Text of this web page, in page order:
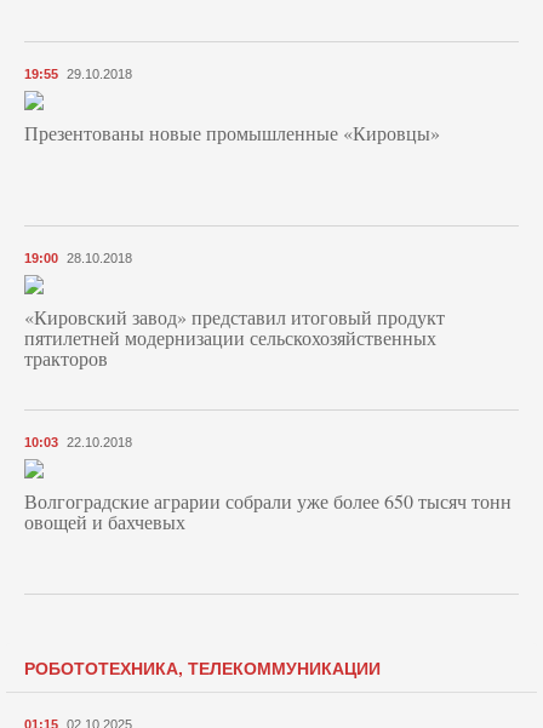
19:55 29.10.2018
Презентованы новые промышленные «Кировцы»
19:00 28.10.2018
«Кировский завод» представил итоговый продукт
пятилетней модернизации сельскохозяйственных
тракторов
10:03 22.10.2018
Волгоградские аграрии собрали уже более 650 тысяч тонн
овощей и бахчевых
РОБОТОТЕХНИКА, ТЕЛЕКОММУНИКАЦИИ
01:15 02.10.2025